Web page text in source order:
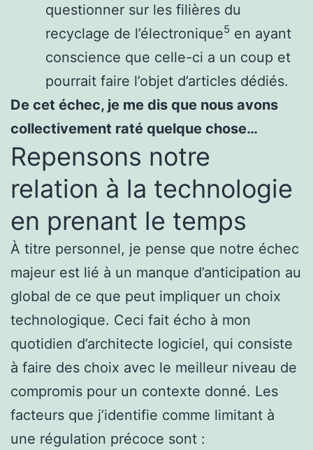
questionner sur les filières du
recyclage de l’électronique5 en ayant
conscience que celle-ci a un coup et
pourrait faire l’objet d’articles dédiés.
De cet échec, je me dis que nous avons
collectivement raté quelque chose…
Repensons notre
relation à la technologie
en prenant le temps
À titre personnel, je pense que notre échec
majeur est lié à un manque d’anticipation au
global de ce que peut impliquer un choix
technologique. Ceci fait écho à mon
quotidien d’architecte logiciel, qui consiste
à faire des choix avec le meilleur niveau de
compromis pour un contexte donné. Les
facteurs que j’identifie comme limitant à
une régulation précoce sont :